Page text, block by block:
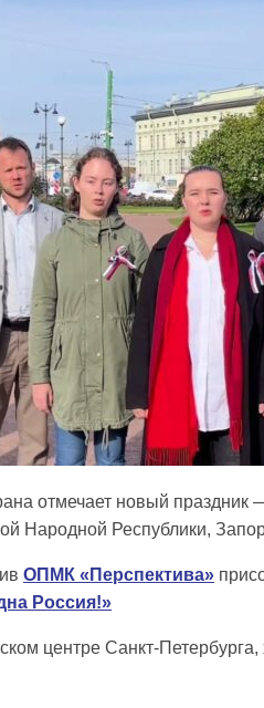
отмечает новый
Народной Республики,
ОПМК «Перспектива»
Россия!»
центре Санкт-